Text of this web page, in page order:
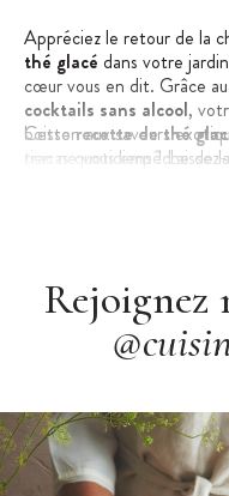
Appréciez le retour de la
thé glacé dans votre
cœur vous en dit. Grâce au
cocktails sans alcool,
boisson aux saveurs
tracas quotidiens !
préparer : quelques
Cetterecette de thé
rien ne vous empêche de
Rejoignez